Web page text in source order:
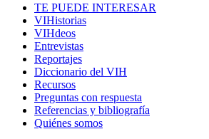
TE PUEDE INTERESAR
VIHistorias
VIHdeos
Entrevistas
Reportajes
Diccionario del VIH
Recursos
Preguntas con respuesta
Referencias y bibliografía
Quiénes somos